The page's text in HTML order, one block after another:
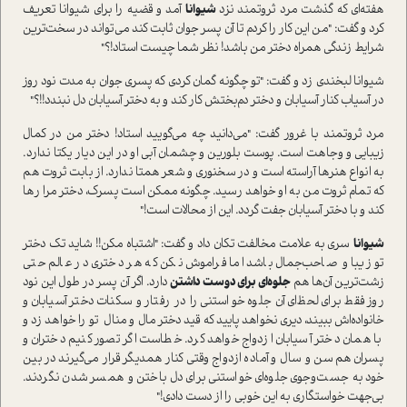
هفته‌ای که گذشت مرد ثروتمند نزدشیواناآمد و قضیه را برای شیوانا تعریف
کرد و گفت: "من این کار را کردم تا آن پسر جوان ثابت کند می‌تواند در سخت‌ترین
شرایط زندگی همراه دختر من باشد! نظر شما چیست استاد!؟"
شیوانا لبخندی زد و گفت: "تو چگونه گمان کردی که پسری جوان به مدت نود روز
در آسیاب کنار آسیابان و دختر دم‌بختش کار کند و به دختر آسیابان دل نبندد!!؟"
مرد ثروتمند با غرور گفت: "می‌دانید چه می‌گويید استاد! دختر من در کمال
زیبایی و وجاهت است. پوست بلورین و چشمان آبی او در این دیار یکتا ندارد.
به انواع هنرها آراسته است و در سخنوری و شعر همتا ندارد. از بابت ثروت هم
که تمام ثروت من به او خواهد رسید. چگونه ممکن است پسرک، دختر مرا رها
کند و با دختر آسیابان جفت گردد. این از محالات است!"
شیوانا سری به علامت مخالفت تکان داد و گفت: "اشتباه مکن!! شاید تک دختر
تو زیبا و صاحب‌جمال باشد اما فراموش نکن که هر دختری در عالم حتی
زشت‌ترین آن‌ها همجلوه‌ای برای دوست‌ داشتندارد. اگر آن پسر در طول این نود
روز فقط برای لحظ‌ای آن جلوه خواستنی را در رفتار و سکنات دختر آسیابان و
خانواده‌اش ببیند، دیری نخواهد پايید که قید دختر مال و منال تو را خواهد زد و
با همان دختر آسیابان ازدواج خواهد کرد. خطاست اگر تصور کنیم دختران و
پسران هم سن و سال و آماده ازدواج وقتی کنار همدیگر قرار می‌گیرند در بین
خود به جست‌وجوی جلوه‌ای خواستنی برای دل باختن و همسر شدن نگردند.
بی‌جهت خواستگاری به این خوبی را از دست دادی!"